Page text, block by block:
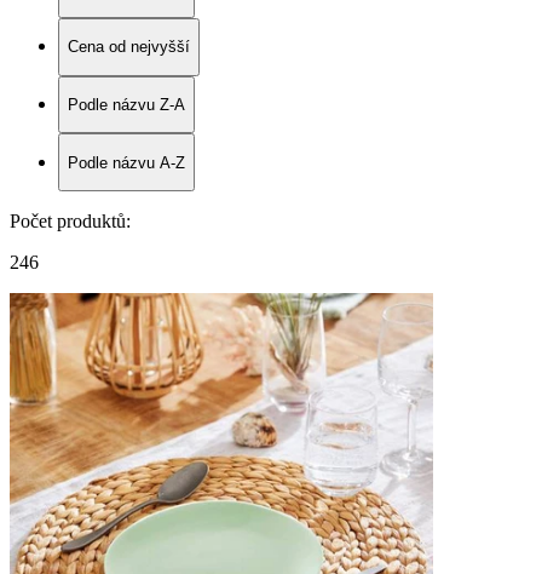
Cena od nejvyšší
Podle názvu Z-A
Podle názvu A-Z
Počet produktů:
246